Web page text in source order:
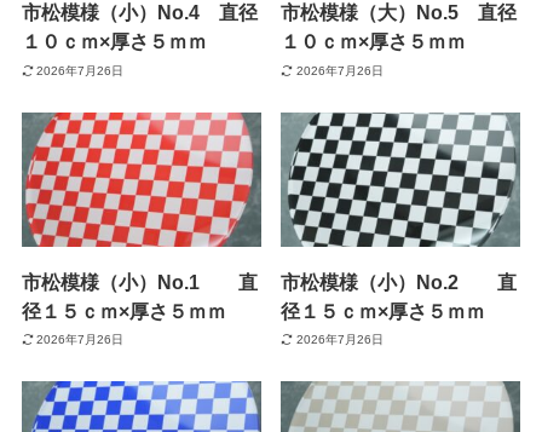
市松模様（小）No.4 直径
１０ｃｍ×厚さ５ｍｍ
2026年7月26日
市松模様（大）No.5 直径
１０ｃｍ×厚さ５ｍｍ
2026年7月26日
市松模様（小）No.1 直
径１５ｃｍ×厚さ５ｍｍ
2026年7月26日
市松模様（小）No.2 直
径１５ｃｍ×厚さ５ｍｍ
2026年7月26日